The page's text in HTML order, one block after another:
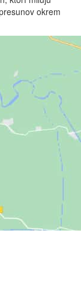
okrem